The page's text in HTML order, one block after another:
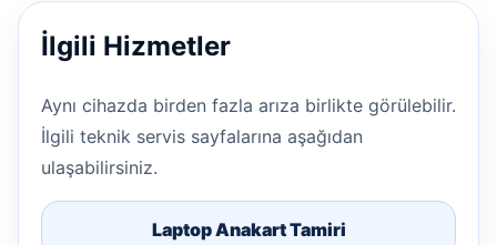
İlgili Hizmetler
Aynı cihazda birden fazla arıza birlikte görülebilir.
İlgili teknik servis sayfalarına aşağıdan
ulaşabilirsiniz.
Laptop Anakart Tamiri